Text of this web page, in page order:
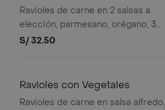
Ravioles de carne en 2 salsas a
elección, parmesano, orégano, 3
unidades de pan al ajo.
S/ 32.50
Ravioles con Vegetales
Ravioles de carne en salsa alfredo,